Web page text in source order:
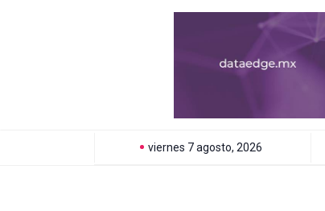
viernes 7 agosto, 2026